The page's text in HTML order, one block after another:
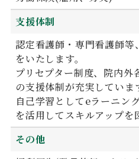
支援体制
認定看護師・専門看護師
をいたします。
プリセプター制度、院内外
の支援体制が充実していま
自己学習としてeラーニン
を活用してスキルアップを
その他